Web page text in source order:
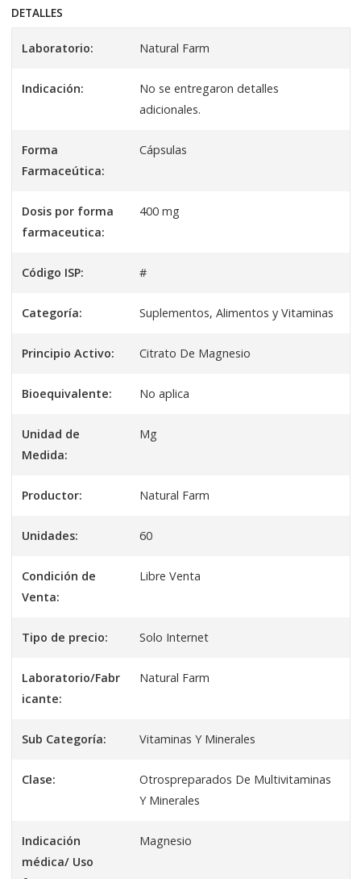
DETALLES
Laboratorio: Natural Farm
Indicación:
No se entregaron detalles
adicionales.
Forma
Farmaceútica:
Cápsulas
Dosis por forma
farmaceutica:
400 mg
Código ISP: #
Categoría: Suplementos, Alimentos y Vitaminas
Principio Activo: Citrato De Magnesio
Bioequivalente: No aplica
Unidad de
Medida:
Mg
Productor: Natural Farm
Unidades: 60
Condición de
Venta:
Libre Venta
Tipo de precio: Solo Internet
Laboratorio/Fabr
icante:
Natural Farm
Sub Categoría: Vitaminas Y Minerales
Clase:
Otrospreparados De Multivitaminas
Y Minerales
Indicación
médica/ Uso
Magnesio